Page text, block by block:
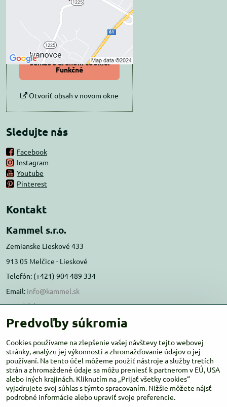
Prajete si načítať externý obsah?
Povoliť tentokrát
Povoliť a zapamätať -
súhlas s druhom cookie:
Funkčné
Otvoriť obsah v novom okne
Sledujte nás
Facebook
Instagram
Youtube
Pinterest
Kontakt
Kammel s.r.o.
Zemianske Lieskové 433
913 05 Melčice - Lieskové
Telefón: (+421) 904 489 334
Email: info@kammel.sk
Prevádzka:
Administratívna budova PD Melčice
Otváracie hodiny:PO-ŠT 8:00 - 16:00
PIA-NE Zatvorené
Predvoľby súkromia
Cookies používame na zlepšenie vašej návštevy tejto webovej
stránky, analýzu jej výkonnosti a zhromažďovanie údajov o jej
používaní. Na tento účel môžeme použiť nástroje a služby tretích
strán a zhromaždené údaje sa môžu preniesť k partnerom v EÚ, USA
alebo iných krajinách. Kliknutím na „Prijať všetky cookies“
vyjadrujete svoj súhlas s týmto spracovaním. Nižšie môžete nájsť
podrobné informácie alebo upraviť svoje preferencie.